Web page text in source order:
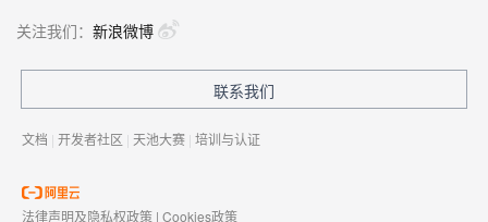
关注我们： 新浪微博
联系我们
文档 | 开发者社区 | 天池大赛 | 培训与认证
法律声明及隐私权政策 | Cookies政策